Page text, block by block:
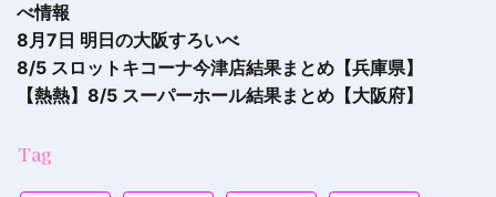
べ情報
8月7日 明日の大阪すろいべ
8/5 スロットキコーナ今津店結果まとめ【兵庫県】
【熱熱】8/5 スーパーホール結果まとめ【大阪府】
Tag